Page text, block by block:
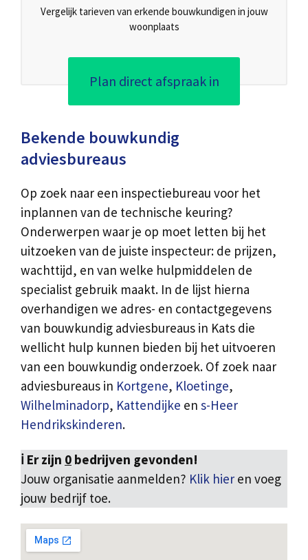
Vergelijk tarieven van erkende bouwkundigen in jouw
woonplaats
Plan direct afspraak in
Bekende bouwkundig
adviesbureaus
Op zoek naar een inspectiebureau voor het
inplannen van de technische keuring?
Onderwerpen waar je op moet letten bij het
uitzoeken van de juiste inspecteur: de prijzen,
wachttijd, en van welke hulpmiddelen de
specialist gebruik maakt. In de lijst hierna
overhandigen we adres- en contactgegevens
van bouwkundig adviesbureaus in Kats die
wellicht hulp kunnen bieden bij het uitvoeren
van een bouwkundig onderzoek. Of zoek naar
adviesbureaus in Kortgene, Kloetinge,
Wilhelminadorp, Kattendijke en s-Heer
Hendrikskinderen.
ℹ️ Er zijn 0 bedrijven gevonden!
Jouw organisatie aanmelden? Klik hier en voeg
jouw bedrijf toe.